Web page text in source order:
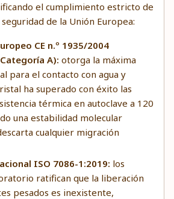
el cumplimiento estricto de
de la Unión Europea:
CE n.º 1935/2004
A): otorga la máxima
para el contacto con agua y
ha superado con éxito las
térmica en autoclave a 120
una estabilidad molecular
cualquier migración
ISO 7086-1:2019: los
ratifican que la liberación
pesados es inexistente,